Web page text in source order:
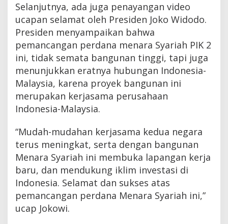
Selanjutnya, ada juga penayangan video
ucapan selamat oleh Presiden Joko Widodo.
Presiden menyampaikan bahwa
pemancangan perdana menara Syariah PIK 2
ini, tidak semata bangunan tinggi, tapi juga
menunjukkan eratnya hubungan Indonesia-
Malaysia, karena proyek bangunan ini
merupakan kerjasama perusahaan
Indonesia-Malaysia.
“Mudah-mudahan kerjasama kedua negara
terus meningkat, serta dengan bangunan
Menara Syariah ini membuka lapangan kerja
baru, dan mendukung iklim investasi di
Indonesia. Selamat dan sukses atas
pemancangan perdana Menara Syariah ini,”
ucap Jokowi.